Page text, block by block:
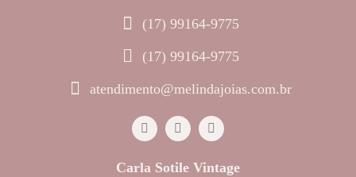
(17) 99164-9775
(17) 99164-9775
atendimento@melindajoias.com.br
Carla Sotile Vintage